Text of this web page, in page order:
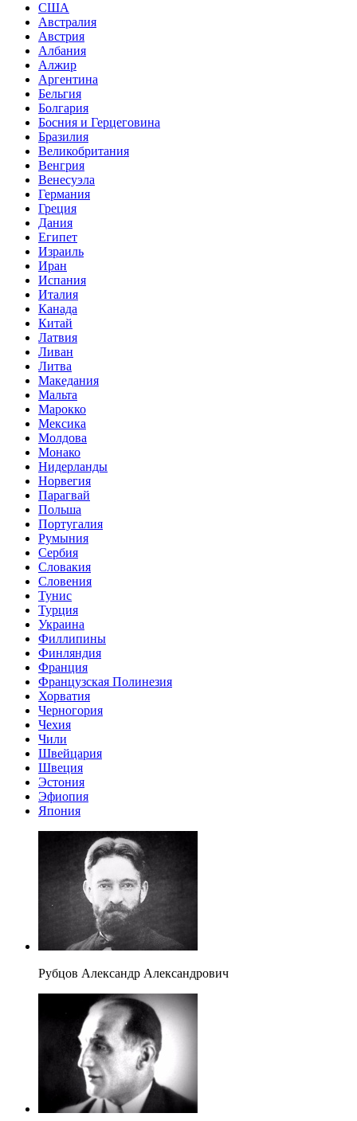
США
Австралия
Австрия
Албания
Алжир
Аргентина
Бельгия
Болгария
Босния и Герцеговина
Бразилия
Великобритания
Венгрия
Венесуэла
Германия
Греция
Дания
Египет
Израиль
Иран
Испания
Италия
Канада
Китай
Латвия
Ливан
Литва
Македания
Мальта
Марокко
Мексика
Молдова
Монако
Нидерланды
Норвегия
Парагвай
Польша
Португалия
Румыния
Сербия
Словакия
Словения
Тунис
Турция
Украина
Филлипины
Финляндия
Франция
Французская Полинезия
Хорватия
Черногория
Чехия
Чили
Швейцария
Швеция
Эстония
Эфиопия
Япония
Рубцов Александр Александрович